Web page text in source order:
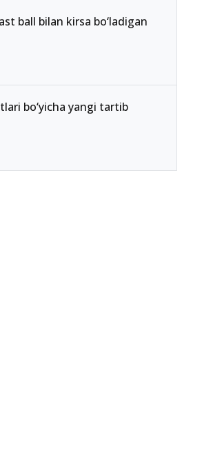
ball bilan kirsa bo‘ladigan
bo‘yicha yangi tartib